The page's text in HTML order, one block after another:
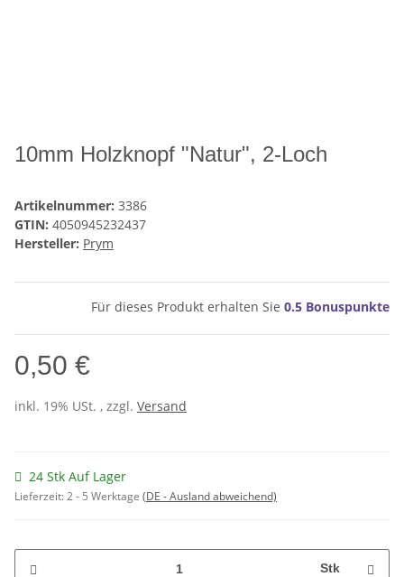
10mm Holzknopf "Natur", 2-Loch
Artikelnummer: 3386
GTIN: 4050945232437
Hersteller: Prym
Für dieses Produkt erhalten Sie 0.5 Bonuspunkte
0,50 €
inkl. 19% USt. , zzgl. Versand
24 Stk Auf Lager
Lieferzeit:2 - 5 Werktage (DE - Ausland abweichend)
Stk